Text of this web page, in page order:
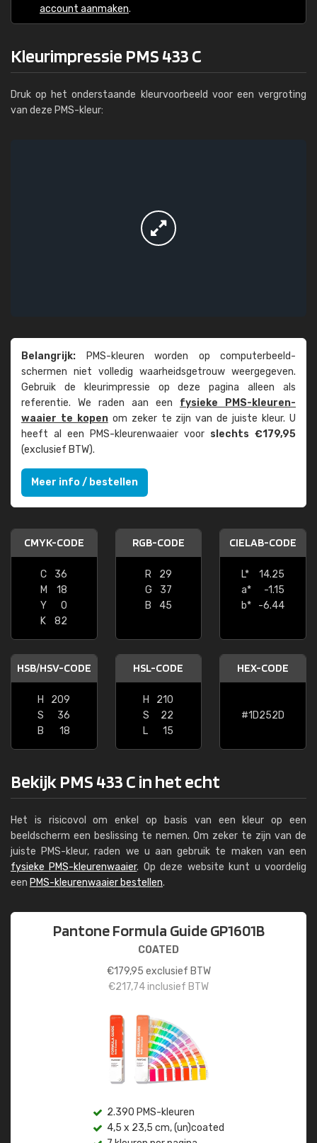
account aanmaken.
Kleurimpressie PMS 433 C
Druk op het onderstaande kleurvoorbeeld voor een vergroting
van deze PMS-kleur:
Belangrijk: PMS-kleuren worden op computer­beeld­
schermen niet volledig waarheids­­getrouw weer­gegeven.
Gebruik de kleur­impressie op deze pagina alleen als
referentie. We raden aan een fysieke PMS-kleuren­
waaier te kopenom zeker te zijn van de juiste kleur. U
heeft al een PMS-kleuren­waaier voor slechts €179,95
(exclusief BTW).
Meer info / bestellen
CMYK-CODE
C
36
M
18
Y
0
K
82
RGB-CODE
R
29
G
37
B
45
CIELAB-CODE
L*
14.25
a*
-1.15
b*
-6.44
HSB/HSV-CODE
H
209
S
36
B
18
HSL-CODE
H
210
S
22
L
15
HEX-CODE
#1D252D
Bekijk PMS 433 C in het echt
Het is risicovol om enkel op basis van een kleur op een
beeldscherm een beslissing te nemen. Om zeker te zijn van de
juiste PMS-kleur, raden we u aan gebruik te maken van een
fysieke PMS-kleurenwaaier. Op deze website kunt u voordelig
een PMS-kleurenwaaier bestellen.
Pantone Formula Guide GP1601B
COATED
€179,95 exclusief BTW
€217,74inclusief BTW
2.390 PMS-kleuren
4,5 x 23,5 cm, (un)coated